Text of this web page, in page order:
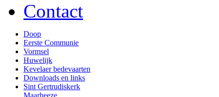
Contact
Doop
Eerste Communie
Vormsel
Huwelijk
Kevelaer bedevaarten
Downloads en links
Sint Gertrudiskerk
Maarheeze